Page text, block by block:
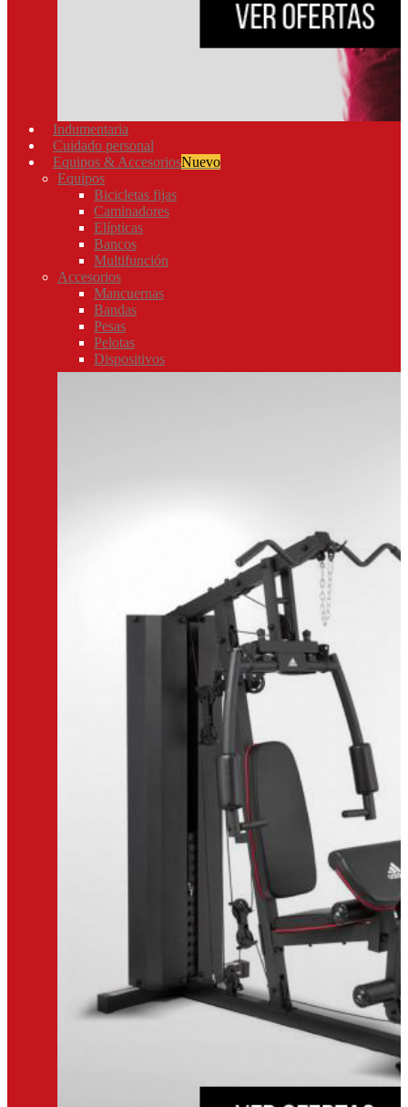
Indumentaria
Cuidado personal
Equipos & AccesoriosNuevo
Equipos
Bicicletas fijas
Caminadores
Elípticas
Bancos
Multifunción
Accesorios
Mancuernas
Bandas
Pesas
Pelotas
Dispositivos